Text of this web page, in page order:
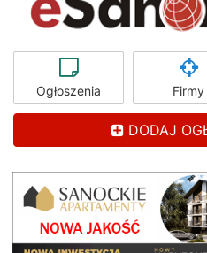
Ogłoszenia Firmy
DODAJ